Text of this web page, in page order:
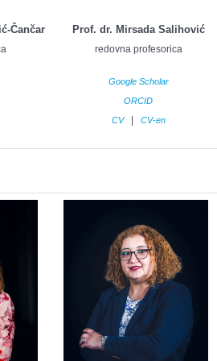
Čančar Prof. dr. Mirsada Salihović
redovna profesorica
Google Scholar
ORCID
CV| CV-en